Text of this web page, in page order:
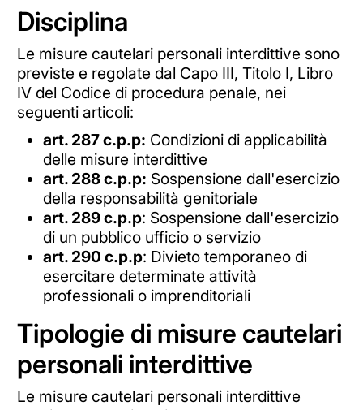
Disciplina
Le misure cautelari personali interdittive sono
previste e regolate dal Capo III, Titolo I, Libro
IV del Codice di procedura penale, nei
seguenti articoli:
art. 287 c.p.p: Condizioni di applicabilità
delle misure interdittive
art. 288 c.p.p: Sospensione dall'esercizio
della responsabilità genitoriale
art. 289 c.p.p: Sospensione dall'esercizio
di un pubblico ufficio o servizio
art. 290 c.p.p: Divieto temporaneo di
esercitare determinate attività
professionali o imprenditoriali
Tipologie di misure cautelari
personali interdittive
Le misure cautelari personali interdittive